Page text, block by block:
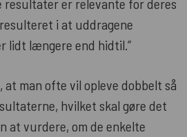
resultater er relevante for deres
i at uddragene
lidt længere end hidtil.”
man ofte vil opleve dobbelt så
hvilket skal gøre det
at vurdere, om de enkelte